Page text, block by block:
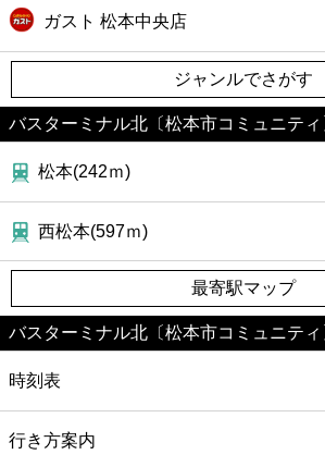
ガスト 松本中央店
ジャンルでさがす
バスターミナル北〔松本市コミュニテ
松本(242ｍ)
西松本(597ｍ)
最寄駅マップ
バスターミナル北〔松本市コミュニテ
時刻表
行き方案内